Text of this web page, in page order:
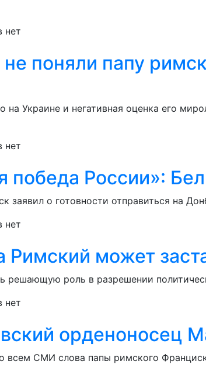
нет
поняли папу
на Украине и негативная оценка его
нет
победа России»:
заявил о готовности отправиться на
нет
Римский может
решающую роль в разрешении
нет
орденоносец
всем СМИ слова папы римского